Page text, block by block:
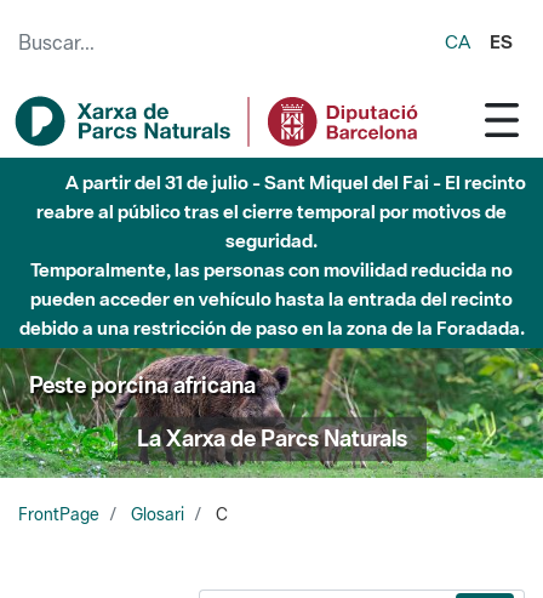
CA ES
A partir del 31 de julio - Sant Miquel del Fai - El recinto
reabre al público tras el cierre temporal por motivos de
seguridad.
Temporalmente, las personas con movilidad reducida no
pueden acceder en vehículo hasta la entrada del recinto
debido a una restricción de paso en la zona de la Foradada.
Peste porcina africana
La Xarxa de Parcs Naturals
FrontPage Glosari C